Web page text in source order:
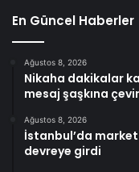
En Güncel Haberler
Ağustos 8, 2026
Nikaha dakikalar
mesaj şaşkına
Ağustos 8, 2026
İstanbul’da
devreye girdi